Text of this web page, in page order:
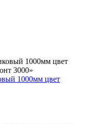
1000мм цвет